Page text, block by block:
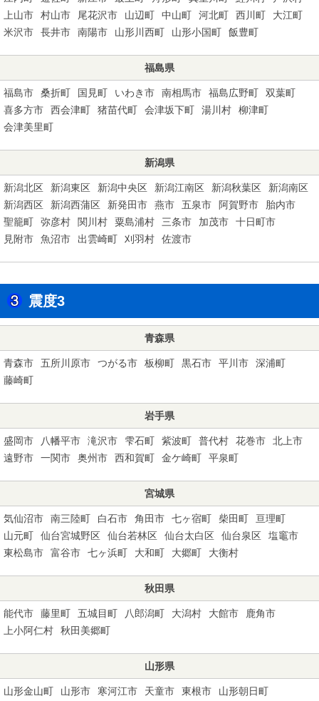
上山市
村山市 尾花沢市 山辺町 中山町 河北町 西川町
大江町
米沢市
長井市 南陽市 山形川西町 山形小国町 飯豊町
福島県
福島市 桑折町 国見町 いわき市 南相馬市 福島広野町
双葉町
喜多方市
西会津町 猪苗代町 会津坂下町 湯川村
柳津町
会津美里町
新潟県
新潟北区 新潟東区 新潟中央区 新潟江南区 新潟秋葉区
新潟南区
新潟西区
新潟西蒲区 新発田市 燕市 五泉市 阿賀野市
胎内市
聖籠町
弥彦村 関川村 粟島浦村 三条市 加茂市
十日町市
見附市
魚沼市 出雲崎町 刈羽村 佐渡市
震度3
青森県
青森市 五所川原市 つがる市 板柳町 黒石市 平川市
深浦町
藤崎町
岩手県
盛岡市 八幡平市 滝沢市 雫石町 紫波町 普代村 花巻市
北上市
遠野市
一関市 奥州市 西和賀町 金ケ崎町 平泉町
宮城県
気仙沼市 南三陸町 白石市 角田市 七ヶ宿町 柴田町
亘理町
山元町
仙台宮城野区 仙台若林区 仙台太白区 仙台泉区
塩竈市
東松島市
富谷市 七ヶ浜町 大和町 大郷町 大衡村
秋田県
能代市 藤里町 五城目町 八郎潟町 大潟村 大館市
鹿角市
上小阿仁村
秋田美郷町
山形県
山形金山町 山形市 寒河江市 天童市 東根市
山形朝日町